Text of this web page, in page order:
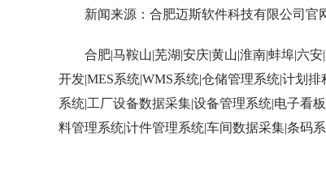
新闻来源：合肥迈斯软件科技有限公司官
合肥|马鞍山|芜湖|安庆|黄山|淮南|蚌埠|六
开发|MES系统|WMS系统|仓储管理系统|计划
系统|工厂设备数据采集|设备管理系统|电子看
料管理系统|计件管理系统|车间数据采集|条码